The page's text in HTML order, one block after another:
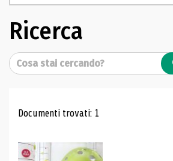
Ricerca
Cerca
Risultati di ricerca
Documenti trovati: 1